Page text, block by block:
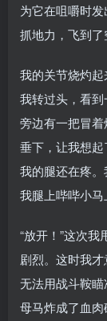
为它在咀嚼时
抓地力，飞到
我的关节烧灼起
我转过头，看
旁边有一把冒
垂下，让我想
我的腿还在疼
我腿上哔哔小马
“放开！”这次
剧烈。这时我
无法用战斗鞍
母马炸成了血